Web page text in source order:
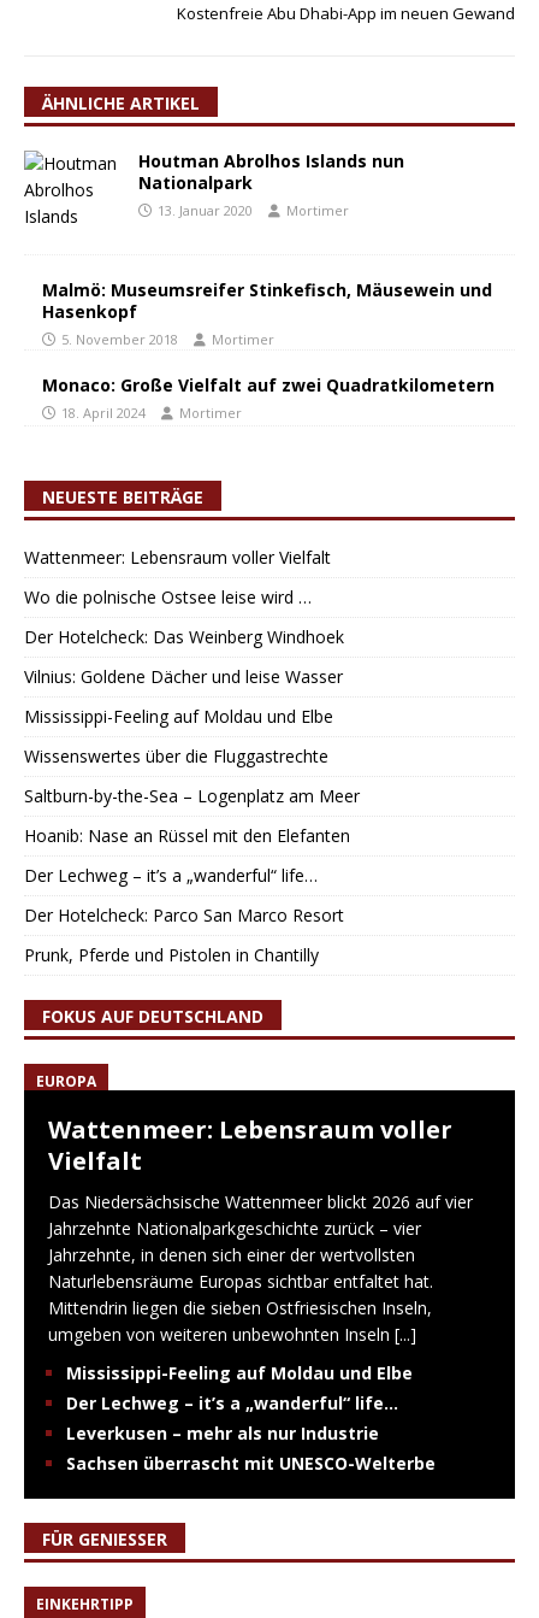
Kostenfreie Abu Dhabi-App im neuen Gewand
ÄHNLICHE ARTIKEL
Houtman Abrolhos Islands nun
Nationalpark
13. Januar 2020 Mortimer
Malmö: Museumsreifer Stinkefisch, Mäusewein und
Hasenkopf
5. November 2018 Mortimer
Monaco: Große Vielfalt auf zwei Quadratkilometern
18. April 2024 Mortimer
NEUESTE BEITRÄGE
Wattenmeer: Lebensraum voller Vielfalt
Wo die polnische Ostsee leise wird …
Der Hotelcheck: Das Weinberg Windhoek
Vilnius: Goldene Dächer und leise Wasser
Mississippi-Feeling auf Moldau und Elbe
Wissenswertes über die Fluggastrechte
Saltburn-by-the-Sea – Logenplatz am Meer
Hoanib: Nase an Rüssel mit den Elefanten
Der Lechweg – it’s a „wanderful“ life…
Der Hotelcheck: Parco San Marco Resort
Prunk, Pferde und Pistolen in Chantilly
FOKUS AUF DEUTSCHLAND
EUROPA
Wattenmeer: Lebensraum voller
Vielfalt
Das Niedersächsische Wattenmeer blickt 2026 auf vier
Jahrzehnte Nationalparkgeschichte zurück – vier
Jahrzehnte, in denen sich einer der wertvollsten
Naturlebensräume Europas sichtbar entfaltet hat.
Mittendrin liegen die sieben Ostfriesischen Inseln,
umgeben von weiteren unbewohnten Inseln [...]
Mississippi-Feeling auf Moldau und Elbe
Der Lechweg – it’s a „wanderful“ life…
Leverkusen – mehr als nur Industrie
Sachsen überrascht mit UNESCO-Welterbe
FÜR GENIESSER
EINKEHRTIPP